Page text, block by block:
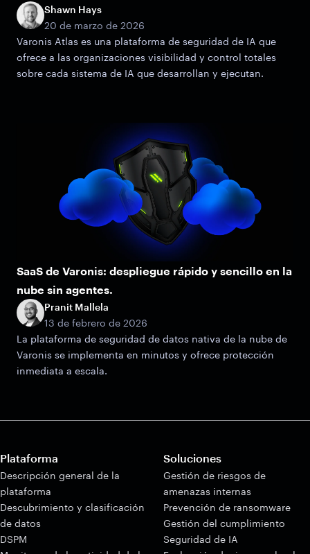
Shawn Hays
20 de marzo de 2026
Varonis Atlas es una plataforma de seguridad de IA que
ofrece a las organizaciones visibilidad y control totales
sobre cada sistema de IA que desarrollan y ejecutan.
SaaS de Varonis: despliegue rápido y sencillo en la
nube sin agentes.
Pranit Mallela
13 de febrero de 2026
La plataforma de seguridad de datos nativa de la nube de
Varonis se implementa en minutos y ofrece protección
inmediata a escala.
Plataforma
Descripción general de la
plataforma
Descubrimiento y clasificación
de datos
DSPM
Soluciones
Gestión de riesgos de
amenazas internas
Prevención de ransomware
Gestión del cumplimiento
Seguridad de IA